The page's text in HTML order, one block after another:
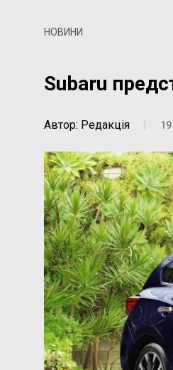
НОВИНИ
Subaru
Автор: Редакція |